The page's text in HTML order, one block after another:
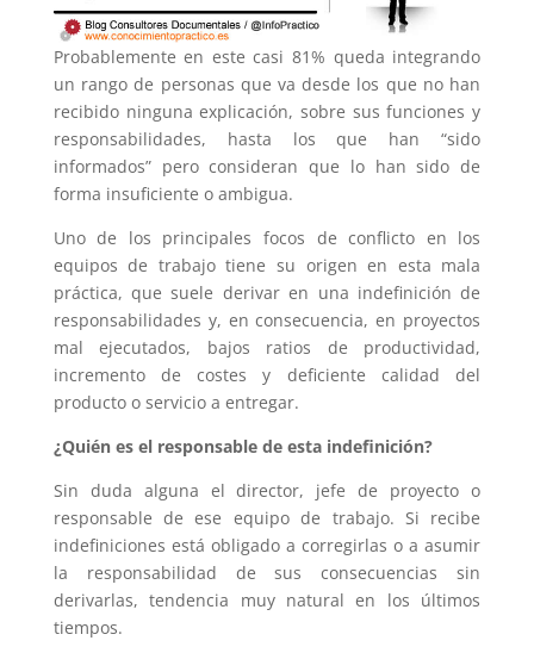
Probablemente en este casi 81% queda integrando
un rango de personas que va desde los que no han
recibido ninguna explicación, sobre sus funciones y
responsabilidades, hasta los que han “sido
informados” pero consideran que lo han sido de
forma insuficiente o ambigua.
Uno de los principales focos de conflicto en los
equipos de trabajo tiene su origen en esta mala
práctica, que suele derivar en una indefinición de
responsabilidades y, en consecuencia, en proyectos
mal ejecutados, bajos ratios de productividad,
incremento de costes y deficiente calidad del
producto o servicio a entregar.
¿Quién es el responsable de esta indefinición?
Sin duda alguna el director, jefe de proyecto o
responsable de ese equipo de trabajo. Si recibe
indefiniciones está obligado a corregirlas o a asumir
la responsabilidad de sus consecuencias sin
derivarlas, tendencia muy natural en los últimos
tiempos.